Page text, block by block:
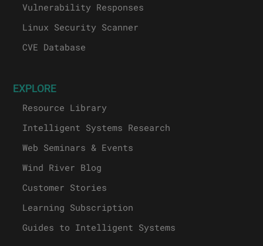
Vulnerability Responses
Linux Security Scanner
CVE Database
EXPLORE
Resource Library
Intelligent Systems Research
Web Seminars & Events
Wind River Blog
Customer Stories
Learning Subscription
Guides to Intelligent Systems